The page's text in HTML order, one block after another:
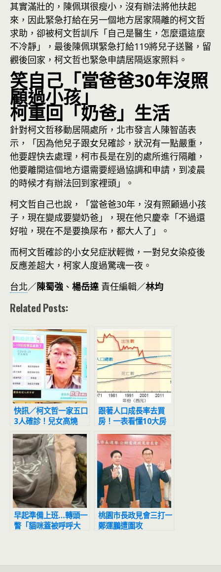
其實滿壯的，陳佩琪很瘦小，沒有辦法將他扶起
來，因此緊急打給在另一個地方居家隔離的柯文哲
求助，卻被柯文哲訓斥「自己是醫生，怎麼還這麼
不冷靜」，最後陳佩琪緊急打給119將兒子送醫，留
觀後回家，柯文哲也緊急申請居隔返家照料。
笑自己「當爸爸30年沒照
顧過小孩」
柯重回「奶爸」生活
針對柯文哲移動居隔處所，北市發言人陳智菡表
示，「因為他兒子跟女兒確診，狀況有一點嚴重，
他要趕快去處理，柯市長是在別的處所進行隔離，
他要離開這個地方還需要經過協調和申請，到凌晨
的時候才有辦法回到家裡頭」。
柯文哲自己也說，「當爸爸30年，沒有照顧過小孩
子，現在變成要變奶爸」，現在他只慶幸「不過還
好啦，現在不是要換尿布，都大人了」。
而柯文哲確診的小女兒症狀輕微，一對兒女染疫後
反應差超大，柯家人度過驚魂一夜。
台北／陳蜀強 、 楊岳達責任編輯／林均
Related Posts:
快訊／柯文哲一家五口
3人確診！兒女高燒
自嘲當爸30年沒照顧
小孩
跟著人口成長率去買
房！一表看懂10大房
市潛力區 第1名三井、
東森都看中
早起準備上班…轉頭一
瞥「貓咪蓋被呼呼大
桃園市長政見會三打一
鄭運鵬遭圍攻